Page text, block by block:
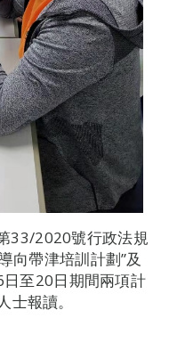
33/2020號行政法規
向帶津培訓計劃”及
日至20日期間兩項計
報讀。